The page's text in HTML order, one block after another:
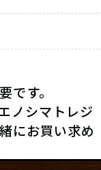
です。
ノシマトレジ
にお買い求め